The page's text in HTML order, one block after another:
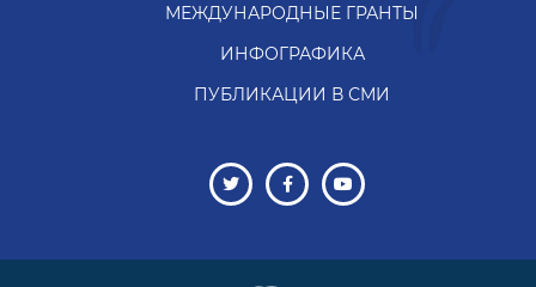
МЕЖДУНАРОДНЫЕ ГРАНТЫ
ИНФОГРАФИКА
ПУБЛИКАЦИИ В СМИ